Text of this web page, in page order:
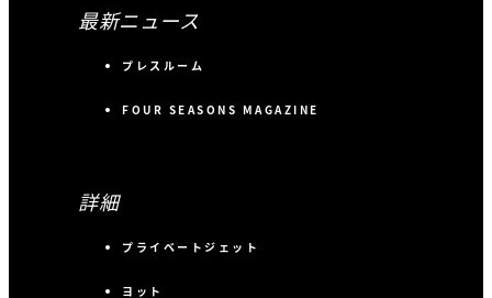
最新ニュース
プレスルーム
FOUR SEASONS MAGAZINE
詳細
プライベートジェット
ヨット